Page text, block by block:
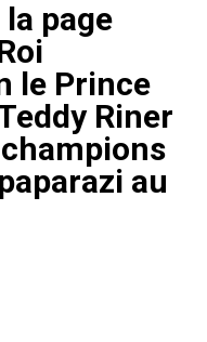
page
le Prince
Riner
au